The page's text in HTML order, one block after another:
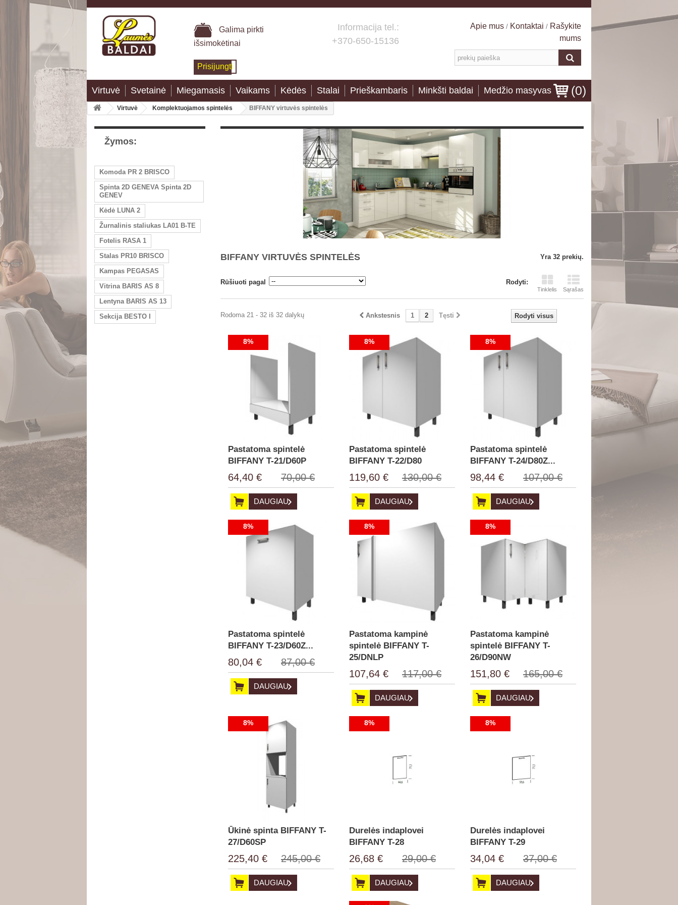
Galima pirkti
išsimokėtinai
Prisijungti
Informacija tel.:
+370-650-15136
Apie mus / Kontaktai / Rašykite
mums
Virtuvė Svetainė Miegamasis Vaikams Kėdės Stalai Prieškambaris Minkšti baldai Medžio masyvas (0)
Virtuvė Komplektuojamos spintelės BIFFANY virtuvės spintelės
Žymos:
Komoda PR 2 BRISCO
Spinta 2D GENEVA Spinta 2D
GENEV
Kėdė LUNA 2
Žurnalinis staliukas LA01 B-TE
Fotelis RASA 1
Stalas PR10 BRISCO
Kampas PEGASAS
Vitrina BARIS AS 8
Lentyna BARIS AS 13
Sekcija BESTO I
BIFFANY VIRTUVĖS SPINTELĖS Yra 32 prekių.
Rodyti:
Tinklelis Sąrašas
Rūšiuoti pagal
Rodyti visus
Ankstesnis 1 2 Tęsti
Rodoma 21 - 32 iš 32 dalykų
8%
Pastatoma spintelė
BIFFANY T-21/D60P
64,40 € 70,00 €
DAUGIAU
8%
Pastatoma spintelė
BIFFANY T-22/D80
119,60 € 130,00 €
DAUGIAU
8%
Pastatoma spintelė
BIFFANY T-24/D80Z...
98,44 € 107,00 €
DAUGIAU
8%
Pastatoma spintelė
BIFFANY T-23/D60Z...
80,04 € 87,00 €
DAUGIAU
8%
Pastatoma kampinė
spintelė BIFFANY T-
25/DNLP
107,64 € 117,00 €
DAUGIAU
8%
Pastatoma kampinė
spintelė BIFFANY T-
26/D90NW
151,80 € 165,00 €
DAUGIAU
8%
Ūkinė spinta BIFFANY T-
27/D60SP
225,40 € 245,00 €
DAUGIAU
8%
Durelės indaplovei
BIFFANY T-28
26,68 € 29,00 €
DAUGIAU
8%
Durelės indaplovei
BIFFANY T-29
34,04 € 37,00 €
DAUGIAU